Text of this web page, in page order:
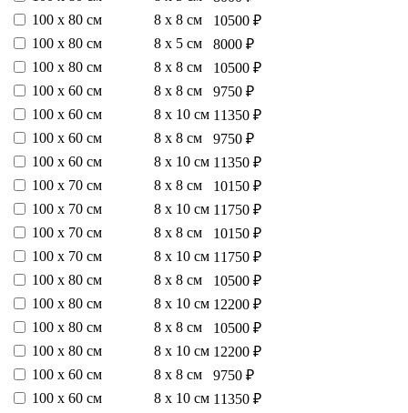
100 х 80 см
8 х 8 см
10500 ₽
100 х 80 см
8 х 5 см
8000 ₽
100 х 80 см
8 х 8 см
10500 ₽
100 х 60 см
8 х 8 см
9750 ₽
100 х 60 см
8 х 10 см 11350 ₽
100 х 60 см
8 х 8 см
9750 ₽
100 х 60 см
8 х 10 см 11350 ₽
100 х 70 см
8 х 8 см
10150 ₽
100 х 70 см
8 х 10 см 11750 ₽
100 х 70 см
8 х 8 см
10150 ₽
100 х 70 см
8 х 10 см 11750 ₽
100 х 80 см
8 х 8 см
10500 ₽
100 х 80 см
8 х 10 см 12200 ₽
100 х 80 см
8 х 8 см
10500 ₽
100 х 80 см
8 х 10 см 12200 ₽
100 х 60 см
8 х 8 см
9750 ₽
100 х 60 см
8 х 10 см 11350 ₽